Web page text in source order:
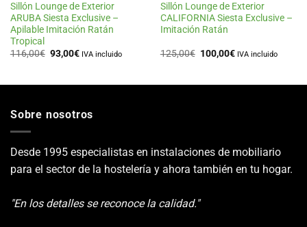
Sillón Lounge de Exterior
ARUBA Siesta Exclusive –
Apilable Imitación Ratán
Tropical
116,00€ El
precio
116,00€.
93,00€El
93,00€.
IVA incluido
deseos
Sillón Lounge de Exterior
CALIFORNIA Siesta Exclusive –
Imitación Ratán
125,00€ El
precio
125,00€.
100,00€El
100,00€.
IVA incluido
Sobre nosotros
Desde 1995 especialistas en instalaciones de mobiliario
para el sector de la hostelería y ahora también en tu hogar.
"En los detalles se reconoce la calidad."